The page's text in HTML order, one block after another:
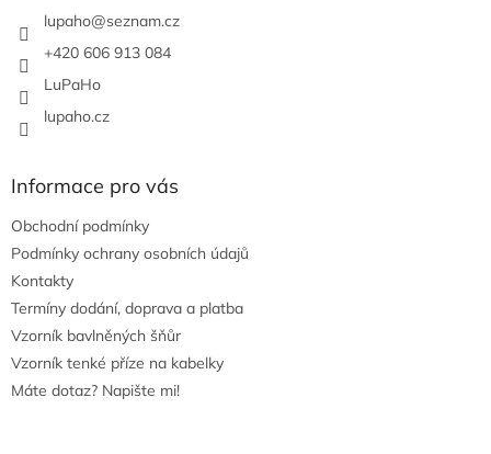
lupaho@seznam.cz
+420 606 913 084
LuPaHo
lupaho.cz
Informace pro vás
Obchodní podmínky
Podmínky ochrany osobních údajů
Kontakty
Termíny dodání, doprava a platba
Vzorník bavlněných šňůr
Vzorník tenké příze na kabelky
Máte dotaz? Napište mi!